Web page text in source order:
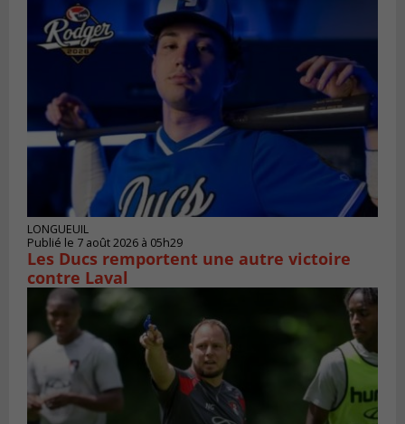
LONGUEUIL
Publié le 7 août 2026 à 05h29
Les Ducs remportent une autre victoire
contre Laval